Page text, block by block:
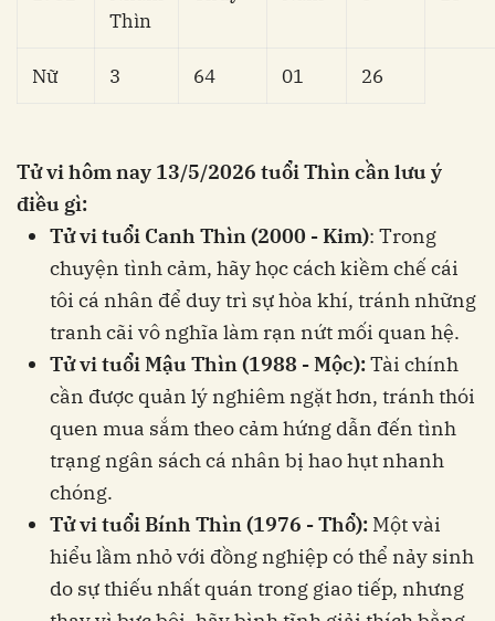
Thìn
Nữ 3 64 01 26
Tử vi hôm nay 13/5/2026 tuổi Thìn cần lưu ý
điều gì:
Tử vi tuổi Canh Thìn (2000 - Kim): Trong
chuyện tình cảm, hãy học cách kiềm chế cái
tôi cá nhân để duy trì sự hòa khí, tránh những
tranh cãi vô nghĩa làm rạn nứt mối quan hệ.
Tử vi tuổi Mậu Thìn (1988 - Mộc):Tài chính
cần được quản lý nghiêm ngặt hơn, tránh thói
quen mua sắm theo cảm hứng dẫn đến tình
trạng ngân sách cá nhân bị hao hụt nhanh
chóng.
Tử vi tuổi Bính Thìn (1976 - Thổ): Một vài
hiểu lầm nhỏ với đồng nghiệp có thể nảy sinh
do sự thiếu nhất quán trong giao tiếp, nhưng